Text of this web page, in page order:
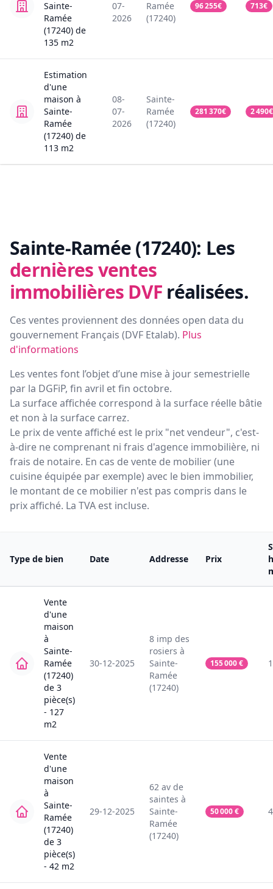
Sainte-
Ramée
(17240) de
135 m2
07-
2026
Ramée
(17240)
96 255€ 713€
Estimation
d'une
maison à
Sainte-
Ramée
(17240) de
113 m2
08-
07-
2026
Sainte-
Ramée
(17240)
281 370€ 2 490€
Sainte-Ramée (17240): Les
dernières ventes
immobilières DVF réalisées.
Ces ventes proviennent des données open data du
gouvernement Français (DVF Etalab). Plus
d'informations
Les ventes font l’objet d’une mise à jour semestrielle
par la DGFiP, fin avril et fin octobre.
La surface affichée correspond à la surface réelle bâtie
et non à la surface carrez.
Le prix de vente affiché est le prix "net vendeur", c'est-
à-dire ne comprenant ni frais d'agence immobilière, ni
frais de notaire. En cas de vente de mobilier (une
cuisine équipée par exemple) avec le bien immobilier,
le montant de ce mobilier n'est pas compris dans le
prix affiché. La TVA est incluse.
Type de bien Date Addresse Prix
Vente
d'une
maison
à
Sainte-
Ramée
(17240)
de 3
pièce(s)
- 127
m2
30-12-2025
8 imp des
rosiers à
Sainte-
Ramée
(17240)
155 000€
Vente
d'une
maison
à
Sainte-
Ramée
(17240)
de 3
pièce(s)
- 42 m2
29-12-2025
62 av de
saintes à
Sainte-
Ramée
(17240)
50 000€